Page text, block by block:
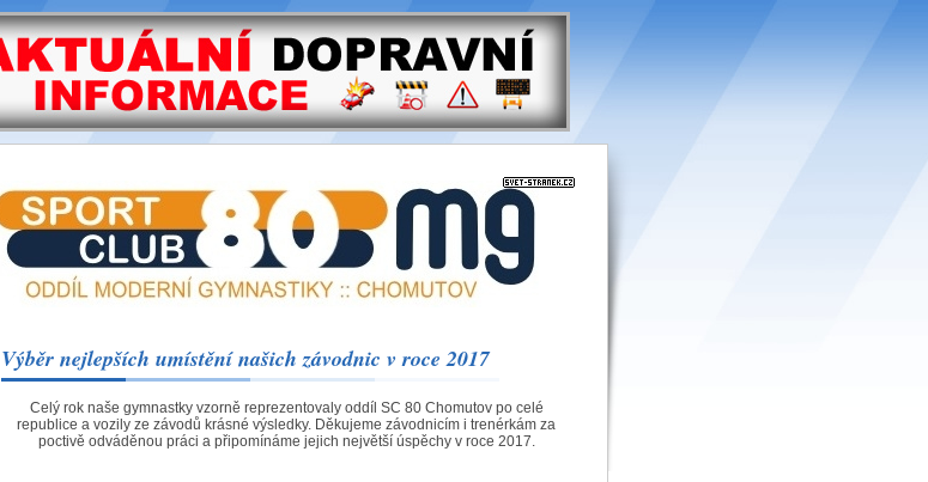
Výběr nejlepších umístění našich závodnic v roce 2017
Celý rok naše gymnastky vzorně reprezentovaly oddíl SC 80 Chomutov po celé
republice a vozily ze závodů krásné výsledky. Děkujeme závodnicím i trenérkám za
poctivě odváděnou práci a připomínáme jejich největší úspěchy v roce 2017.